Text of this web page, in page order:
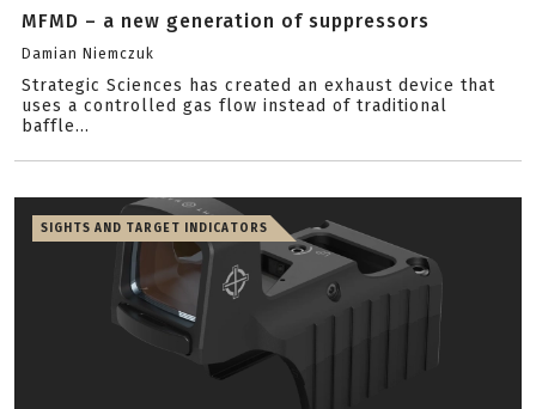
MFMD – a new generation of suppressors
Damian Niemczuk
Strategic Sciences has created an exhaust device that
uses a controlled gas flow instead of traditional
baffle...
SIGHTS AND TARGET INDICATORS